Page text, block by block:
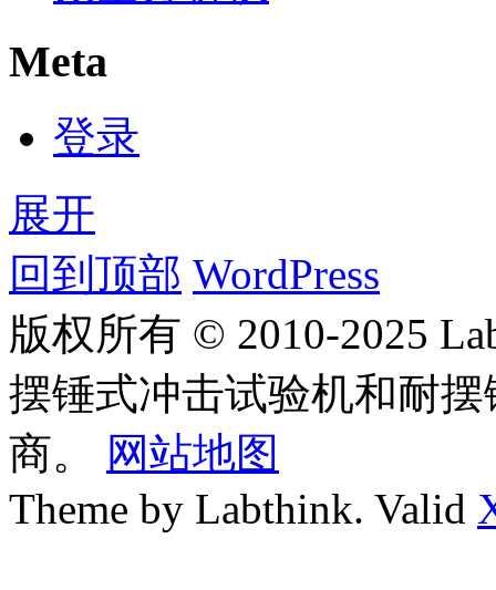
Meta
登录
展开
回到顶部 WordPress
版权所有 © 2010-2025
摆锤式冲击试验机和耐
商。
网站地图
Theme by Labthink. Valid